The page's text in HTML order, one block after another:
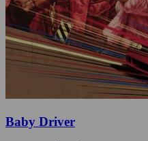
Baby Driver